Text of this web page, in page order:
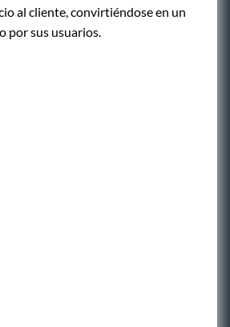
al cliente, convirtiéndose en un
por sus usuarios.